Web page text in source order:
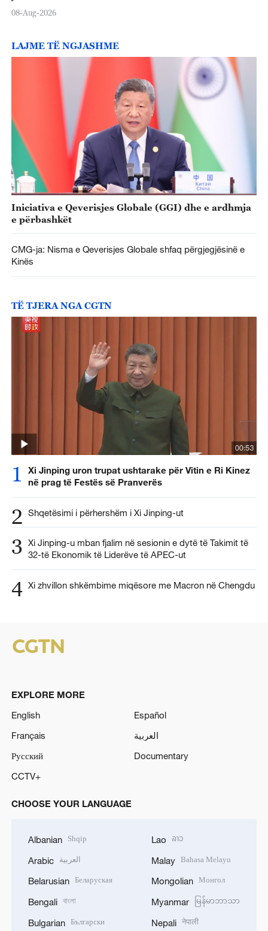
08-Aug-2026
LAJME TË NGJASHME
Iniciativa e Qeverisjes Globale (GGI) dhe e ardhmja
e përbashkët
CMG-ja: Nisma e Qeverisjes Globale shfaq përgjegjësinë e
Kinës
TË TJERA NGA CGTN
1
Xi Jinping uron trupat ushtarake për Vitin e Ri Kinez
në prag të Festës së Pranverës
2 Shqetësimi i përhershëm i Xi Jinping-ut
3 Xi Jinping-u mban fjalim në sesionin e dytë të Takimit të
32-të Ekonomik të Liderëve të APEC-ut
4 Xi zhvillon shkëmbime miqësore me Macron në Chengdu
EXPLORE MORE
English
Español
Français
العربية
Русский
Documentary
CCTV+
CHOOSE YOUR LANGUAGE
Albanian Shqip
Arabic العربية
Belarusian Беларуская
Bengali বাংলা
Bulgarian Български
Lao ລາວ
Malay Bahasa Melayu
Mongolian Монгол
Myanmar မြန်မာဘာသာ
Nepali नेपाली